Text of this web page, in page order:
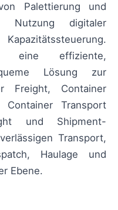
Palettierung und
Nutzung digitaler
eine effiziente,
Lösung zur
Freight, Container
Container Transport
und Shipment-
Transport,
Haulage und
Ebene.